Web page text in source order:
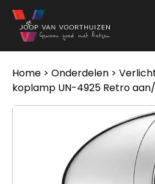
Ga naar de inhoud
Home > Onderdelen >
koplamp UN-4925 Retro